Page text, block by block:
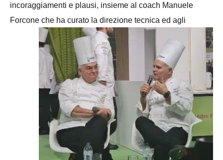
incoraggiamenti e plausi, insieme al coach Manuele
Forcone che ha curato la direzione tecnica ed agli